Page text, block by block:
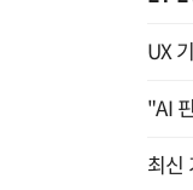
UX
"AI
최신